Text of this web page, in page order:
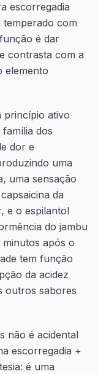
escorregadia
temperado com
é dar
contrasta com a
elemento
princípio ativo
dos
dor e
uma
uma sensação
da
e o espilantol
do jambu
após o
tem função
da acidez
outros sabores
não é acidental
escorregadia +
é uma